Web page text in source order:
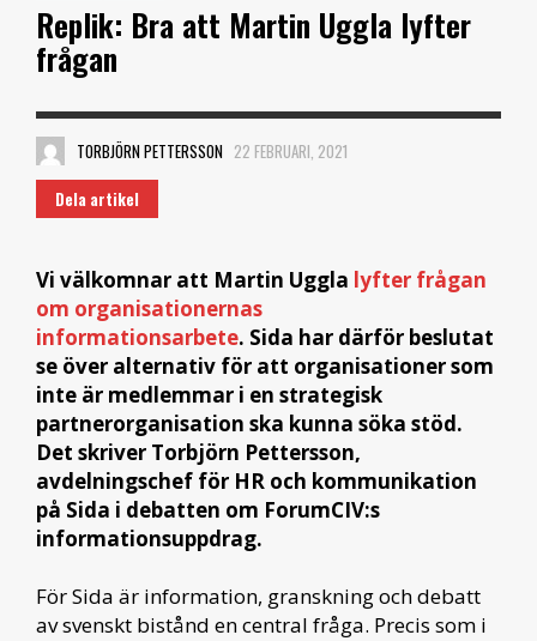
Replik: Bra att Martin Uggla lyfter
frågan
TORBJÖRN PETTERSSON 22 FEBRUARI, 2021
Dela artikel
Vi välkomnar att Martin Uggla lyfter frågan
om organisationernas
informationsarbete. Sida har därför beslutat
se över alternativ för att organisationer som
inte är medlemmar i en strategisk
partnerorganisation ska kunna söka stöd.
Det skriver Torbjörn Pettersson,
avdelningschef för HR och kommunikation
på Sida i debatten om ForumCIV:s
informationsuppdrag.
För Sida är information, granskning och debatt
av svenskt bistånd en central fråga. Precis som i